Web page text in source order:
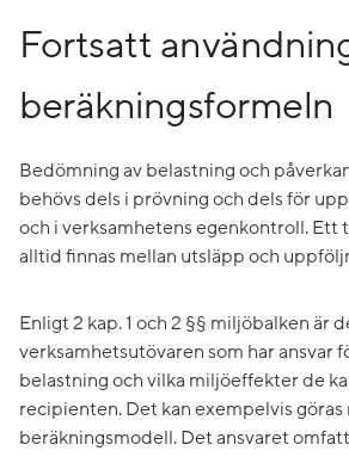
Fortsatt
beräkningsformeln
Bedömning av belastning och
behövs dels i prövning och dels för
och i verksamhetens egenkontroll. Ett
alltid finnas mellan utsläpp och
Enligt 2 kap. 1 och 2 §§ miljöbalken är
verksamhetsutövaren som har ansvar
belastning och vilka miljöeffekter de
recipienten. Det kan exempelvis göras
beräkningsmodell. Det ansvaret